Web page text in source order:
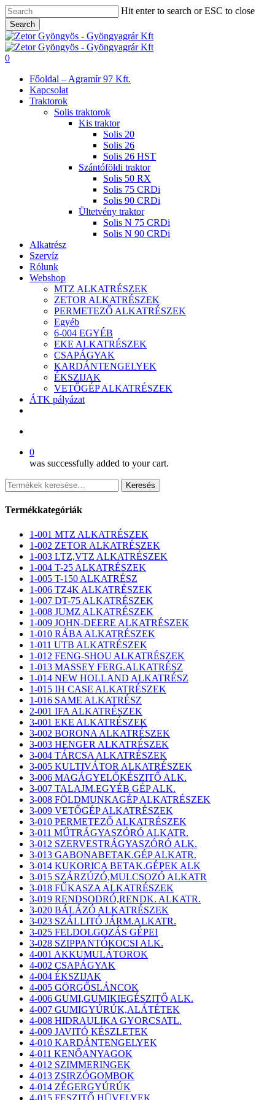
Skip
to
main
content
Hit enter to search or ESC to close
Search
Close
Search
search
0
Főoldal – Agramír 97 Kft.
Kapcsolat
Traktorok
Solis traktorok
Kis traktor
Solis 20
Solis 26
Solis 26 HST
Szántóföldi traktor
Solis 50 RX
Solis 75 CRDi
Solis 90 CRDi
Ültetvény traktor
Solis N 75 CRDi
Solis N 90 CRDi
Alkatrész
Szervíz
Rólunk
Webshop
MTZ ALKATRÉSZEK
ZETOR ALKATRÉSZEK
PERMETEZŐ ALKATRÉSZEK
Egyéb
6-004 EGYÉB
EKE ALKATRÉSZEK
CSAPÁGYAK
KARDÁNTENGELYEK
ÉKSZIJAK
VETŐGÉP ALKATRÉSZEK
ÁTK pályázat
0
was successfully added to your cart.
Keresés
a
következőre:
Keresés
Termékkategóriák
1-001 MTZ ALKATRÉSZEK
1-002 ZETOR ALKATRÉSZEK
1-003 LTZ,VTZ ALKATRÉSZEK
1-004 T-25 ALKATRÉSZEK
1-005 T-150 ALKATRÉSZ
1-006 TZ4K ALKATRÉSZEK
1-007 DT-75 ALKATRÉSZEK
1-008 JUMZ ALKATRÉSZEK
1-009 JOHN-DEERE ALKATRÉSZEK
1-010 RÁBA ALKATRÉSZEK
1-011 UTB ALKATRÉSZEK
1-012 FENG-SHOU ALKATRÉSZEK
1-013 MASSEY FERG.ALKATRÉSZ
1-014 NEW HOLLAND ALKATRÉSZ
1-015 IH CASE ALKATRÉSZEK
1-016 SAME ALKATRÉSZ
2-001 IFA ALKATRÉSZEK
3-001 EKE ALKATRÉSZEK
3-002 BORONA ALKATRÉSZEK
3-003 HENGER ALKATRÉSZEK
3-004 TÁRCSA ALKATRÉSZEK
3-005 KULTIVÁTOR ALKATRÉSZEK
3-006 MAGÁGYELŐKÉSZITŐ ALK.
3-007 TALAJM.EGYÉB GÉP ALK.
3-008 FÖLDMUNKAGÉP ALKATRÉSZEK
3-009 VETŐGÉP ALKATRÉSZEK
3-010 PERMETEZŐ ALKATRÉSZEK
3-011 MŰTRÁGYASZÓRÓ ALKATR.
3-012 SZERVESTRÁGYASZÓRÓ ALK.
3-013 GABONABETAK.GÉP ALKATR.
3-014 KUKORICA BETAK.GÉPEK ALK
3-015 SZÁRZÚZÓ,MULCSOZÓ ALKATR
3-018 FŰKASZA ALKATRÉSZEK
3-019 RENDSODRÓ,RENDK. ALKATR.
3-020 BÁLÁZÓ ALKATRÉSZEK
3-023 SZÁLLITÓ JÁRM.ALKATR.
3-025 FELDOLGOZÁS GÉPEI
3-028 SZIPPANTÓKOCSI ALK.
4-001 AKKUMULÁTOROK
4-002 CSAPÁGYAK
4-004 ÉKSZIJAK
4-005 GÖRGŐSLÁNCOK
4-006 GUMI,GUMIKIEGÉSZITŐ ALK.
4-007 GUMIGYÚRÚK,ALÁTÉTEK
4-008 HIDRAULIKA GYORCSATL.
4-009 JAVITÓ KÉSZLETEK
4-010 KARDÁNTENGELYEK
4-011 KENŐANYAGOK
4-012 SZIMMERINGEK
4-013 ZSIRZÓGOMBOK
4-014 ZÉGERGYÚRÚK
4-015 FESZITŐ HÜVELYEK